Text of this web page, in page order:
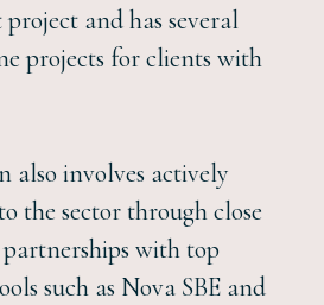
and has several
projects for clients with
also involves actively
the sector through close
with top
such as Nova SBE and